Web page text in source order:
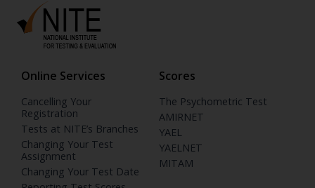
Online Services
Cancelling Your
Registration
Tests at NITE’s Branches
Changing Your Test
Assignment
Changing Your Test Date
Scores
The Psychometric Test
AMIRNET
YAEL
YAELNET
MITAM